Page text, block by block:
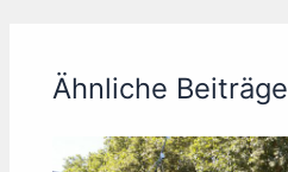
Ähnliche Beiträge